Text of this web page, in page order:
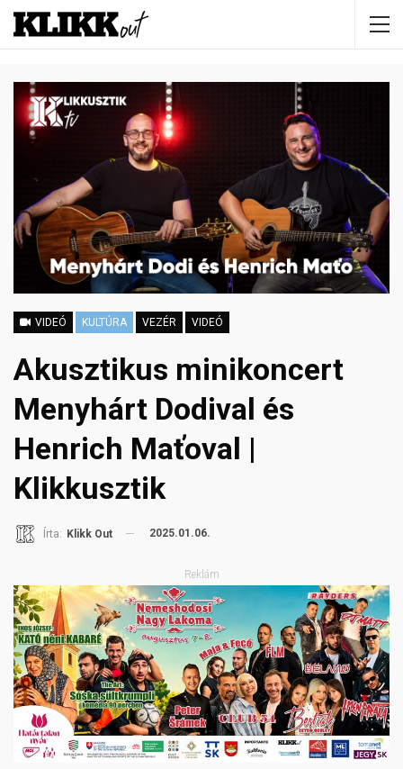
VIDEÓ KULTÚRA VEZÉR VIDEÓ
Akusztikus minikoncert
Menyhárt Dodival és
Henrich Maťoval |
Klikkusztik
Írta: Klikk Out 2025.01.06.
Reklám